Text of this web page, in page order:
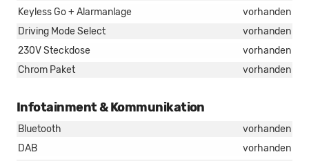
Keyless Go + Alarmanlage
vorhanden
Driving Mode Select
vorhanden
230V Steckdose
vorhanden
Chrom Paket
vorhanden
Infotainment & Kommunikation
Bluetooth
vorhanden
DAB
vorhanden